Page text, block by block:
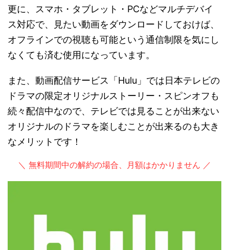
更に、スマホ・タブレット・PCなどマルチデバイ
ス対応で、見たい動画をダウンロードしておけば、
オフラインでの視聴も可能という通信制限を気にし
なくても済む使用になっています。
また、動画配信サービス「Hulu」では日本テレビの
ドラマの限定オリジナルストーリー・スピンオフも
続々配信中なので、テレビでは見ることが出来ない
オリジナルのドラマを楽しむことが出来るのも大き
なメリットです！
＼ 無料期間中の解約の場合、月額はかかりません ／